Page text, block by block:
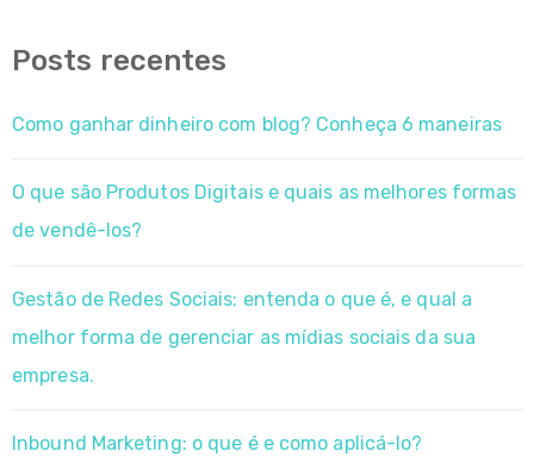
Posts recentes
Como ganhar dinheiro com blog? Conheça 6 maneiras
O que são Produtos Digitais e quais as melhores formas
de vendê-los?
Gestão de Redes Sociais: entenda o que é, e qual a
melhor forma de gerenciar as mídias sociais da sua
empresa.
Inbound Marketing: o que é e como aplicá-lo?